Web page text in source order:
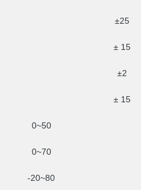
±25
± 15
±2
± 15
0~50
0~70
-20~80